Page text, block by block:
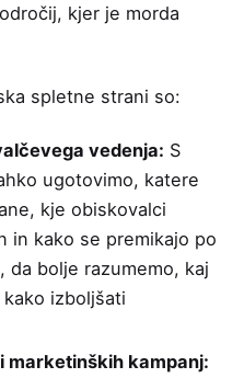
kjer je morda
spletne strani so:
vedenja: S
ugotovimo, katere
kje obiskovalci
in kako se premikajo po
da bolje razumemo, kaj
izboljšati
marketinških kampanj: